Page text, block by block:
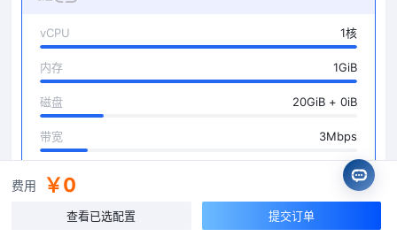
vCPU 1核
内存 1GiB
磁盘 20GiB + 0iB
带宽 3Mbps
Small.4
费用 ￥0
查看已选配置 提交订单